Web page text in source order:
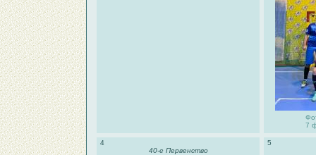
7
4
40-е Первенство
5